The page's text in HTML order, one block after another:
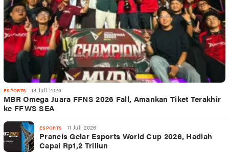
ESPORTS 13 Juli 2026
MBR Omega Juara FFNS 2026 Fall, Amankan Tiket Terakhir
ke FFWS SEA
ESPORTS 11 Juli 2026
Prancis Gelar Esports World Cup 2026, Hadiah
Capai Rp1,2 Triliun